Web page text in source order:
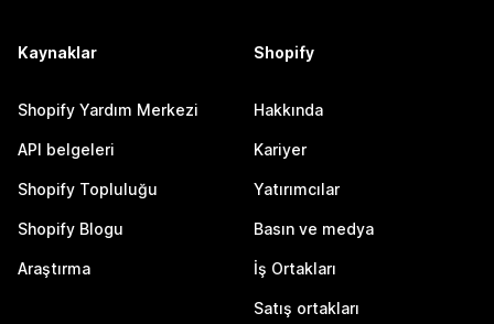
Kaynaklar
Shopify Yardım Merkezi
API belgeleri
Shopify Topluluğu
Shopify Blogu
Araştırma
Shopify
Hakkında
Kariyer
Yatırımcılar
Basın ve medya
İş Ortakları
Satış ortakları